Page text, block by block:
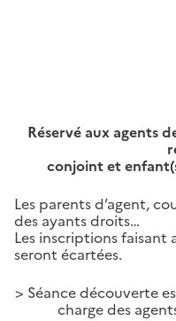
Réservé aux agents
conjoint et
Les parents d’agent,
des ayants droits…
Les inscriptions
seront écartées.
> Séance découverte
charge des